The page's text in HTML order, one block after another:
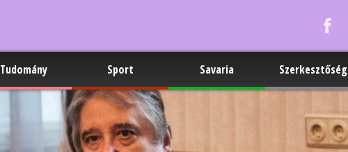
Tudomány Sport Savaria Szerkesztőség